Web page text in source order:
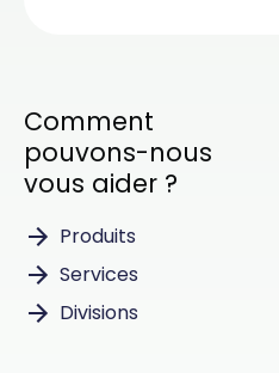
Comment
pouvons-nous
vous aider ?
Produits
Services
Divisions